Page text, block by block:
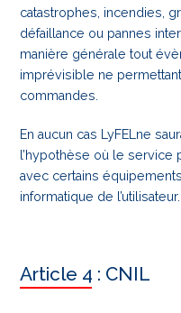
catastrophes, incendies,
défaillance ou pannes
manière générale tout
imprévisible ne
commandes.
En aucun cas LyFELne
l’hypothèse où le service
avec certains
informatique de l’utilisateur.
Article 4 : CNIL